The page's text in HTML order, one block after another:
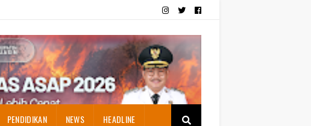
PENDIDIKAN NEWS HEADLINE